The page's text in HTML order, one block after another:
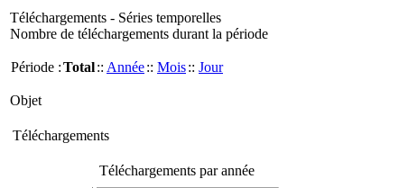
Téléchargements - Séries temporelles
Nombre de téléchargements durant la période
Période :Total:: Année:: Mois:: Jour
Objet
Téléchargements
Téléchargements par année